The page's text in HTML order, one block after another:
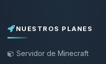
NUESTROS PLANES
Servidor de Minecraft